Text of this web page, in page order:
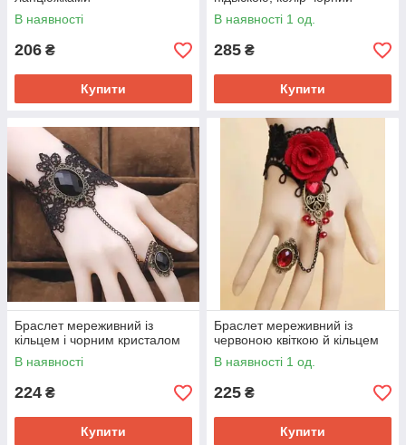
В наявності
206 ₴
Купити
В наявності 1 од.
285 ₴
Купити
Браслет мереживний із
кільцем і чорним кристалом
В наявності
224 ₴
Купити
Браслет мереживний із
червоною квіткою й кільцем
В наявності 1 од.
225 ₴
Купити